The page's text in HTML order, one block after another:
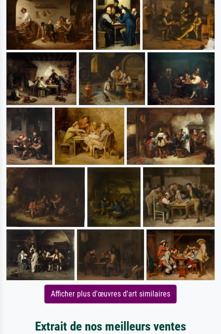
Afficher plus d'œuvres d'art similaires
Extrait de nos meilleurs ventes